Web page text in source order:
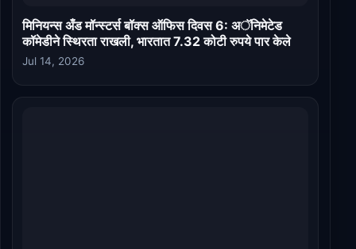
मिनियन्स अँड मॉन्स्टर्स बॉक्स ऑफिस दिवस 6: अॅनिमेटेड
कॉमेडीने स्थिरता राखली, भारतात 7.32 कोटी रुपये पार केले
Jul 14, 2026